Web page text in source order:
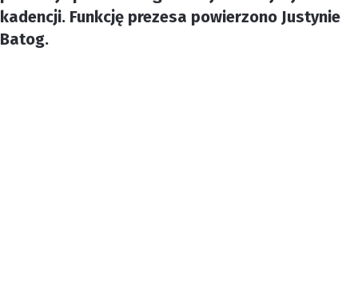
kadencji. Funkcję prezesa powierzono Justynie
Batog.